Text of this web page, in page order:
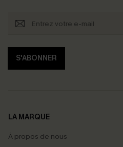
S'ABONNER
LA MARQUE
À propos de nous